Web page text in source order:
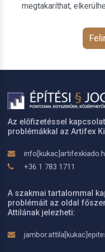
megtakaríthat,
Az előfizetéssel
problémákkal az Artifex
+36 1 783 1711
A szakmai tartalommal
problémáit az oldal
Attilának jelezheti: